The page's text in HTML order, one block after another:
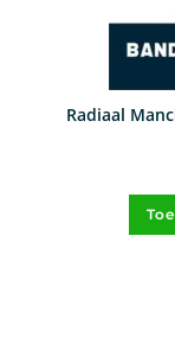
Radiaal